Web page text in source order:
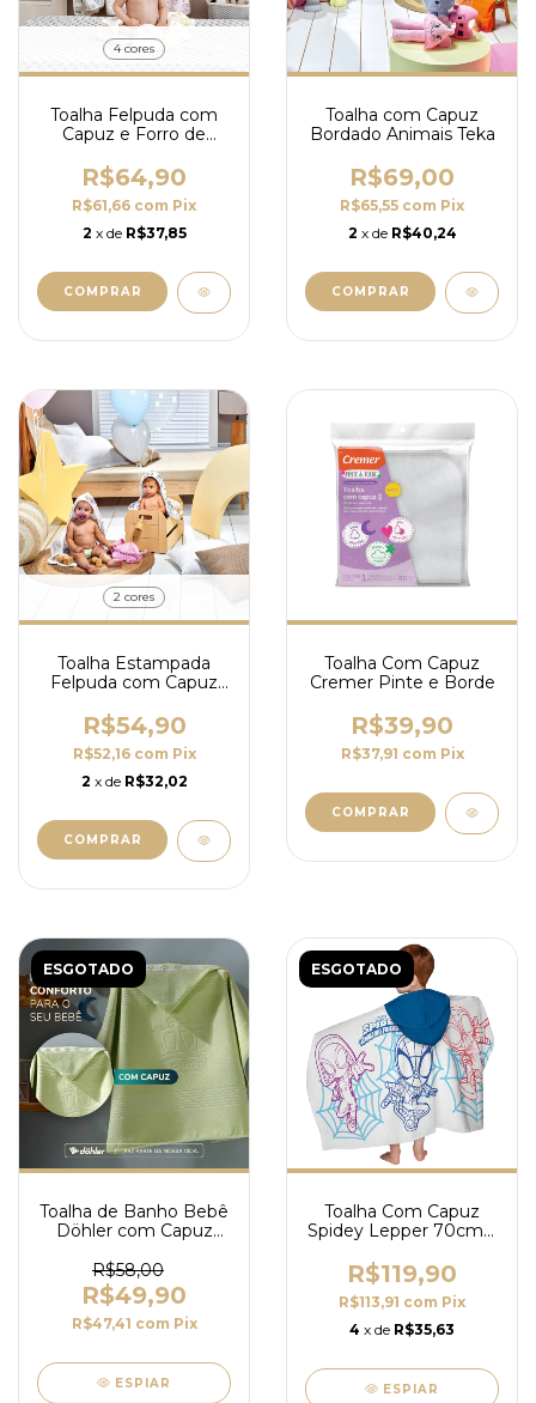
4 cores
Toalha Felpuda com
Capuz e Forro de
Teka
R$64,90
R$61,66 com Pix
2 x de R$37,85
COMPRAR
Toalha com Capuz
Bordado Animais Teka
R$69,00
R$65,55 com Pix
2 x de R$40,24
COMPRAR
2 cores
Toalha Estampada
Felpuda com Capuz
R$54,90
R$52,16 com Pix
2 x de R$32,02
COMPRAR
Toalha Com Capuz
Cremer Pinte e Borde
R$39,90
R$37,91 com Pix
ESGOTADO
Toalha de Banho Bebê
Döhler com Capuz
e Conforto
R$58,00
R$49,90
R$47,41 com Pix
ESPIAR
ESGOTADO
Toalha Com Capuz
Spidey Lepper 70cm x
R$119,90
R$113,91 com Pix
4 x de R$35,63
ESPIAR